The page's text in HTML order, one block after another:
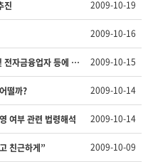
진 2009-10-19
2009-10-16
“한국은행은 금융감독원에 금융투자업자 및 전자금융업자 등에 대한 검사결과의 송부나 필요한 시정조치를 요청할 수 있어 ” 2009-10-15
떨까? 2009-10-14
여부 관련 법령해석 2009-10-14
친근하게” 2009-10-09